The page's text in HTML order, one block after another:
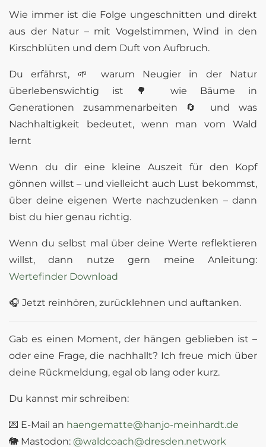
Wie immer ist die Folge ungeschnitten und direkt
aus der Natur – mit Vogelstimmen, Wind in den
Kirschblüten und dem Duft von Aufbruch.
Du erfährst, 🌱 warum Neugier in der Natur
überlebenswichtig ist 🌳 wie Bäume in
Generationen zusammenarbeiten 🔄 und was
Nachhaltigkeit bedeutet, wenn man vom Wald
lernt
Wenn du dir eine kleine Auszeit für den Kopf
gönnen willst – und vielleicht auch Lust bekommst,
über deine eigenen Werte nachzudenken – dann
bist du hier genau richtig.
Wenn du selbst mal über deine Werte reflektieren
willst, dann nutze gern meine Anleitung:
Wertefinder Download
🎧 Jetzt reinhören, zurücklehnen und auftanken.
Gab es einen Moment, der hängen geblieben ist –
oder eine Frage, die nachhallt? Ich freue mich über
deine Rückmeldung, egal ob lang oder kurz.
Du kannst mir schreiben:
💌 E-Mail an haengematte@hanjo-meinhardt.de
🐘 Mastodon: @waldcoach@dresden.network